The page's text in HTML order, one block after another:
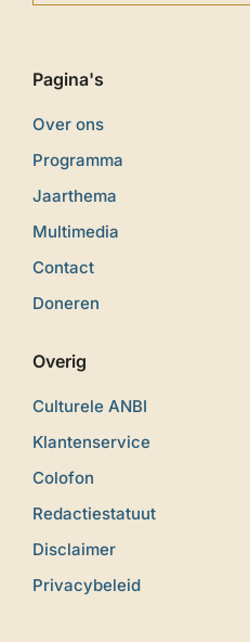
Pagina's
Over ons
Programma
Jaarthema
Multimedia
Contact
Doneren
Overig
Culturele ANBI
Klantenservice
Colofon
Redactiestatuut
Disclaimer
Privacybeleid